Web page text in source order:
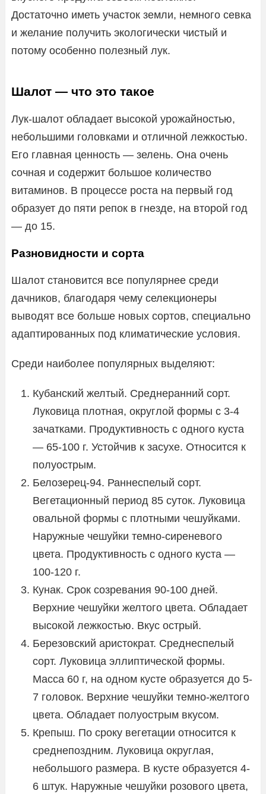
Достаточно иметь участок земли, немного севка
и желание получить экологически чистый и
потому особенно полезный лук.
Шалот — что это такое
Лук-шалот обладает высокой урожайностью,
небольшими головками и отличной лежкостью.
Его главная ценность — зелень. Она очень
сочная и содержит большое количество
витаминов. В процессе роста на первый год
образует до пяти репок в гнезде, на второй год
— до 15.
Разновидности и сорта
Шалот становится все популярнее среди
дачников, благодаря чему селекционеры
выводят все больше новых сортов, специально
адаптированных под климатические условия.
Среди наиболее популярных выделяют:
Кубанский желтый. Среднеранний сорт.
Луковица плотная, округлой формы с 3-4
зачатками. Продуктивность с одного куста
— 65-100 г. Устойчив к засухе. Относится к
полуострым.
Белозерец-94. Раннеспелый сорт.
Вегетационный период 85 суток. Луковица
овальной формы с плотными чешуйками.
Наружные чешуйки темно-сиреневого
цвета. Продуктивность с одного куста —
100-120 г.
Кунак. Срок созревания 90-100 дней.
Верхние чешуйки желтого цвета. Обладает
высокой лежкостью. Вкус острый.
Березовский аристократ. Среднеспелый
сорт. Луковица эллиптической формы.
Масса 60 г, на одном кусте образуется до 5-
7 головок. Верхние чешуйки темно-желтого
цвета. Обладает полуострым вкусом.
Крепыш. По сроку вегетации относится к
среднепоздним. Луковица округлая,
небольшого размера. В кусте образуется 4-
6 штук. Наружные чешуйки розового цвета,